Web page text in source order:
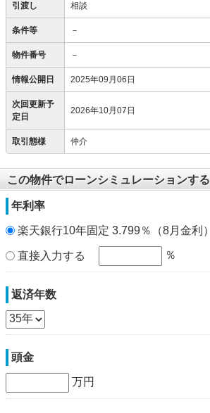
引渡し 相談
条件等 －
物件番号 －
情報公開日 2025年09月06日
次回更新予
定日
2026年10月07日
取引態様 仲介
この物件でローンシミュレーションする
年利率
楽天銀行10年固定 3.799％（8月金利）
直接入力する ％
返済年数
頭金
万円